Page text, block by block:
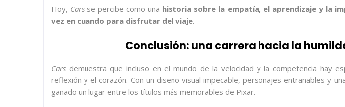
Hoy, Cars se percibe como una historia sobre la empatía, el aprendizaje y la
vez en cuando para disfrutar del viaje.
Conclusión: una carrera hacia la
Cars demuestra que incluso en el mundo de la velocidad y la competencia hay
reflexión y el corazón. Con un diseño visual impecable, personajes entrañables y
ganado un lugar entre los títulos más memorables de Pixar.